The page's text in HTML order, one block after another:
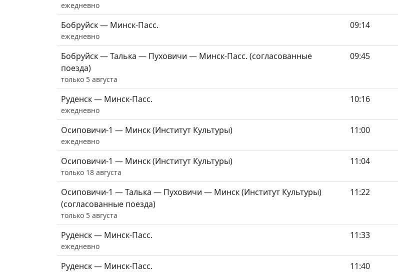
ежедневно
Бобруйск — Минск-Пасс.
ежедневно
09:14
Бобруйск — Талька — Пуховичи — Минск-Пасс. (согласованные
поезда)
только 5 августа
09:45
Руденск — Минск-Пасс.
ежедневно
10:16
Осиповичи-1 — Минск (Институт Культуры)
ежедневно
11:00
Осиповичи-1 — Минск (Институт Культуры)
только 18 августа
11:04
Осиповичи-1 — Талька — Пуховичи — Минск (Институт Культуры)
(согласованные поезда)
только 5 августа
11:22
Руденск — Минск-Пасс.
ежедневно
11:33
Руденск — Минск-Пасс. 11:40